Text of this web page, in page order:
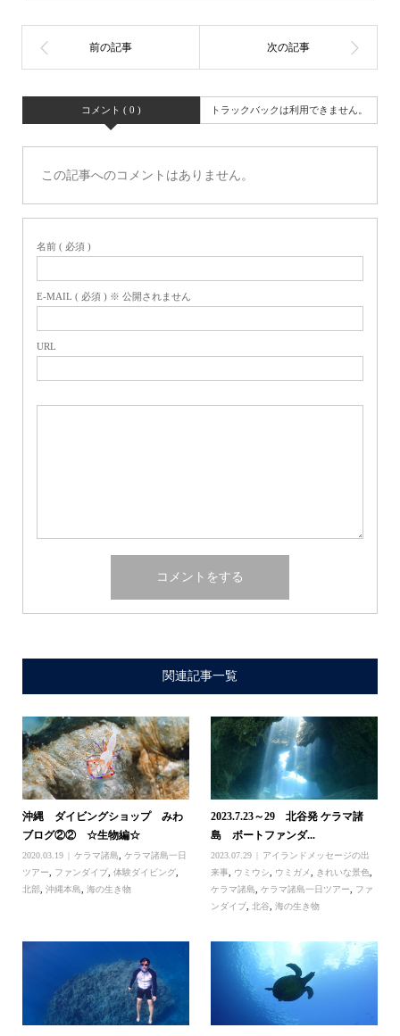
コメント ( 0 ) トラックバックは利用できません。
この記事へのコメントはありません。
名前 ( 必須 )
E-MAIL ( 必須 ) ※ 公開されません
URL
関連記事一覧
沖縄 ダイビングショップ みわ
ブログ②② ☆生物編☆
2020.03.19 ケラマ諸島, ケラマ諸島一日
ツアー, ファンダイブ, 体験ダイビング,
北部, 沖縄本島, 海の生き物
2023.7.23～29 北谷発 ケラマ諸
島 ボートファンダ...
2023.07.29
アイランドメッセージの出
来事, ウミウシ, ウミガメ, きれいな景色,
ケラマ諸島,ケラマ諸島一日ツアー, ファ
ンダイブ,北谷,海の生き物